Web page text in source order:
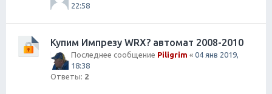
22:58
Купим Импрезу WRX? автомат 2008-2010
Последнее сообщение Piligrim « 04 янв 2019,
18:38
Ответы: 2